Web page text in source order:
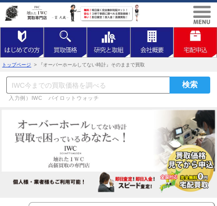
トップページ > 『オーバーホールしてない時計』そのままで買取
入力例）IWC パイロットウォッチ